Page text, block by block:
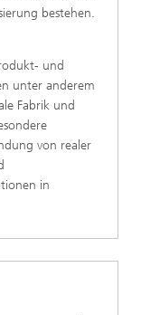
bestehen.
und
unter anderem
Fabrik und
von realer
in